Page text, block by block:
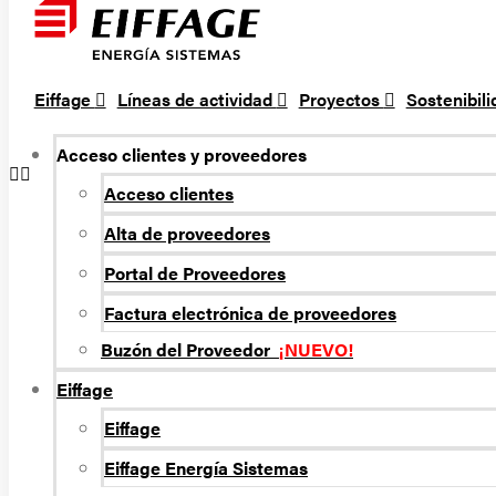
Eiffage Líneas de actividad Proyectos
Acceso clientes y proveedores
Acceso clientes
Alta de proveedores
Portal de Proveedores
Factura electrónica de proveedores
Buzón del Proveedor ¡NUEVO!
Eiffage
Eiffage
Eiffage Energí­a Sistemas